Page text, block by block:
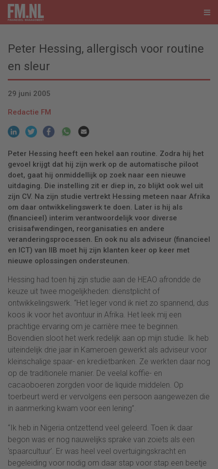
Peter Hessing, allergisch voor routine
en sleur
29 juni 2005
Redactie FM
Peter Hessing heeft een hekel aan routine. Zodra hij het
gevoel krijgt dat hij zijn werk op de automatische piloot
doet, gaat hij onmiddellijk op zoek naar een nieuwe
uitdaging. Die instelling zit er diep in, zo blijkt ook wel uit
zijn CV. Na zijn studie vertrekt Hessing meteen naar Afrika
om daar ontwikkelingswerk te doen. Later is hij als
(financieel) interim verantwoordelijk voor diverse
crisisafwendingen, reorganisaties en andere
veranderingsprocessen. En ook nu als adviseur (financieel
en ICT) van IIB moet hij zijn klanten keer op keer met
nieuwe oplossingen ondersteunen.
Hessing had toen hij zijn studie aan de HEAO afrondde de
keuze uit twee mogelijkheden: dienstplicht of
ontwikkelingswerk. “Het leger vond ik niet zo spannend, dus
koos ik voor het avontuur in Afrika. Het leek mij een
prachtige ervaring om je carrière mee te beginnen.
Bovendien sloot het werk redelijk aan op mijn studie. Ik heb
uiteindelijk drie jaar in Kameroen gewerkt als adviseur voor
kleinschalige spaar- en kredietbanken. Ze werkten daar nog
op de traditionele manier. De veelal koffie- en
cacaoboeren zorgden voor de liquide middelen. Op
toerbeurt werd er vervolgens een persoon aangewezen die
in aanmerking kwam voor een lening”.
“Ik heb in Nigeria ontzettend veel geleerd. Toen ik daar
begon was er nog nauwelijks sprake van zoiets als een
‘spaarcultuur’. Er was heel veel overtuigingskracht en
begeleiding voor nodig om daar stap voor stap een beetje